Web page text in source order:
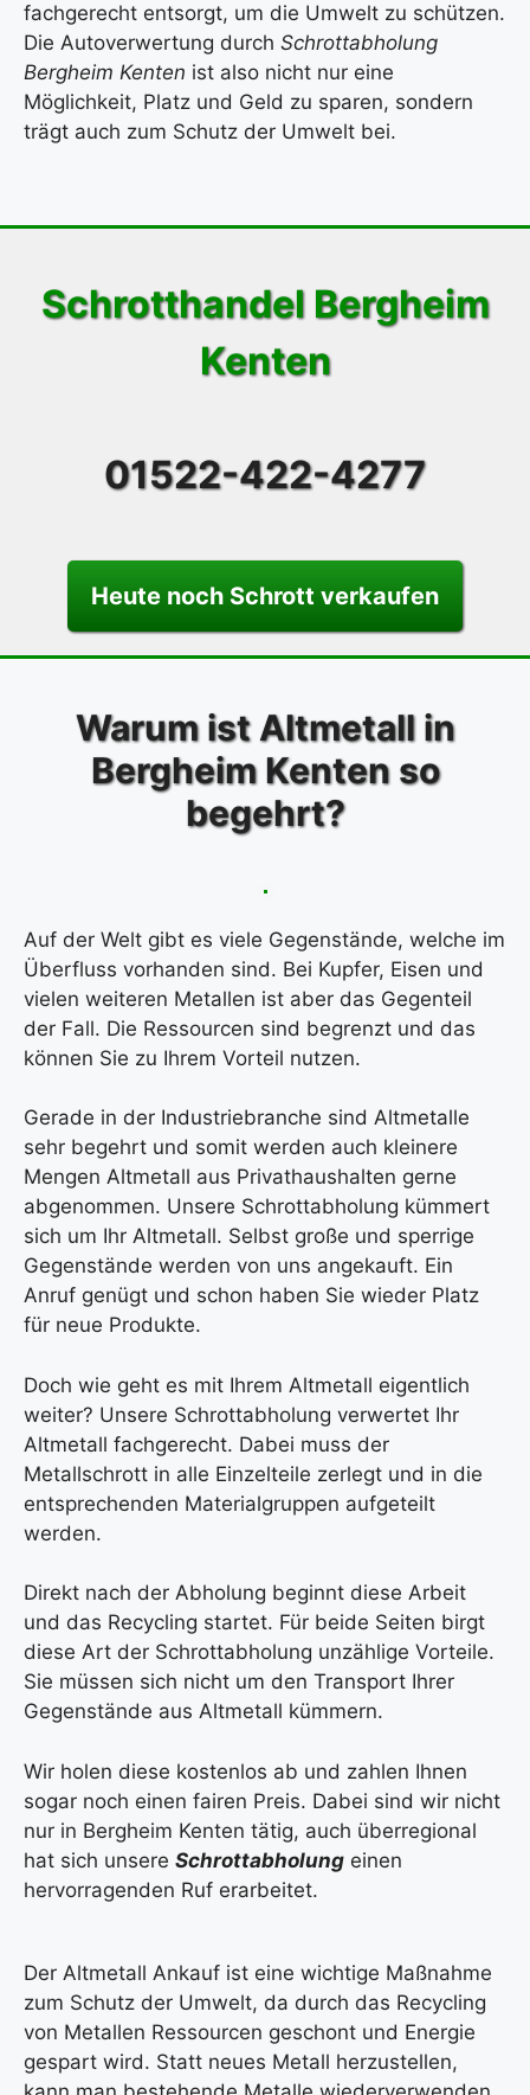
fachgerecht entsorgt, um die Umwelt zu schützen.
Die Autoverwertung durch Schrottabholung
Bergheim Kenten ist also nicht nur eine
Möglichkeit, Platz und Geld zu sparen, sondern
trägt auch zum Schutz der Umwelt bei.
Schrotthandel Bergheim
Kenten
01522-422-4277
Heute noch Schrott verkaufen
Warum ist Altmetall in
Bergheim Kenten so
begehrt?
Auf der Welt gibt es viele Gegenstände, welche im
Überfluss vorhanden sind. Bei Kupfer, Eisen und
vielen weiteren Metallen ist aber das Gegenteil
der Fall. Die Ressourcen sind begrenzt und das
können Sie zu Ihrem Vorteil nutzen.
Gerade in der Industriebranche sind Altmetalle
sehr begehrt und somit werden auch kleinere
Mengen Altmetall aus Privathaushalten gerne
abgenommen. Unsere Schrottabholung kümmert
sich um Ihr Altmetall. Selbst große und sperrige
Gegenstände werden von uns angekauft. Ein
Anruf genügt und schon haben Sie wieder Platz
für neue Produkte.
Doch wie geht es mit Ihrem Altmetall eigentlich
weiter? Unsere Schrottabholung verwertet Ihr
Altmetall fachgerecht. Dabei muss der
Metallschrott in alle Einzelteile zerlegt und in die
entsprechenden Materialgruppen aufgeteilt
werden.
Direkt nach der Abholung beginnt diese Arbeit
und das Recycling startet. Für beide Seiten birgt
diese Art der Schrottabholung unzählige Vorteile.
Sie müssen sich nicht um den Transport Ihrer
Gegenstände aus Altmetall kümmern.
Wir holen diese kostenlos ab und zahlen Ihnen
sogar noch einen fairen Preis. Dabei sind wir nicht
nur in Bergheim Kenten tätig, auch überregional
hat sich unsere Schrottabholung einen
hervorragenden Ruf erarbeitet.
Der Altmetall Ankauf ist eine wichtige Maßnahme
zum Schutz der Umwelt, da durch das Recycling
von Metallen Ressourcen geschont und Energie
gespart wird. Statt neues Metall herzustellen,